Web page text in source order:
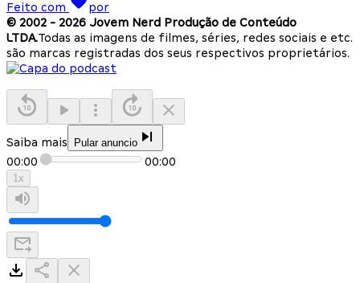
Feito com
por
© 2002 - 2026 Jovem Nerd Produção de Conteúdo
LTDA.Todas as imagens de filmes, séries, redes sociais e etc.
são marcas registradas dos seus respectivos proprietários.
Saiba mais Pular anuncio
00:00 00:00
1x